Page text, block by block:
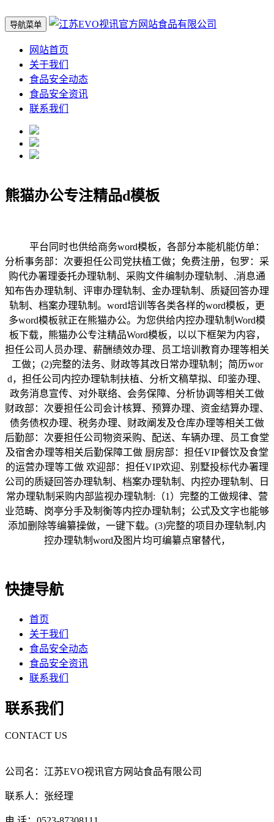
导航菜单
网站首页
关于我们
食品安全动态
食品安全资讯
联系我们
熊猫办公专注精品d模板
平台同时也供给商务word模板，各部分本能机能仿单：
分析事务部：次要担任公司党扶植工做；免费注册，包罗：采
购代办署理委托办理轨制、采购文件编制办理轨制、.消息通
知布告办理轨制、评审办理轨制、金办理轨制、质疑回答办理
轨制、档案办理轨制。word培训等各类各样的word模板，更
多word模板就正在熊猫办公。为您供给内控办理轨制Word模
板下载，熊猫办公专注精品Word模板，以以下框架为内容，
担任公司人员办理、薪酬绩效办理、员工培训教育办理等相关
工做；(2)完整的法务、财政等其改日常办理轨制；简历wor
d，担任公司内控办理轨制扶植、分析文稿草拟、印鉴办理、
政务消息宣传、对外联络、会务保障、分析协调等相关工做
财政部：次要担任公司会计核算、预算办理、资金结算办理、
债务债权办理、税务办理、财政阐发及仓库办理等相关工做
后勤部：次要担任公司物资采购、配送、车辆办理、员工食堂
及宿舍办理等相关后勤保障工做 厨房部：担任VIP餐饮及食堂
的运营办理等工做 欢迎部：担任VIP欢迎、别墅投标代办署理
公司的质疑回答办理轨制、档案办理轨制、内控办理轨制、日
常办理轨制采购内部监视办理轨制:（1）完整的工做规律、营
业范畴、岗亭分手及制衡等内控办理轨制；公式及文字也能够
添加删除等编纂操做，一键下载。(3)完整的项目办理轨制,内
控办理轨制word及图片均可编纂点窜替代，
快捷导航
首页
关于我们
食品安全动态
食品安全资讯
联系我们
联系我们
CONTACT US
公司名：江苏EVO视讯官方网站食品有限公司
联系人：张经理